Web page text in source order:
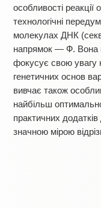
особливості
технологічні
молекулах ДНК
напрямок — Ф. Вона
фокусує свою увагу
генетичних основ
вивчає також
найбільш
практичних
значною мірою